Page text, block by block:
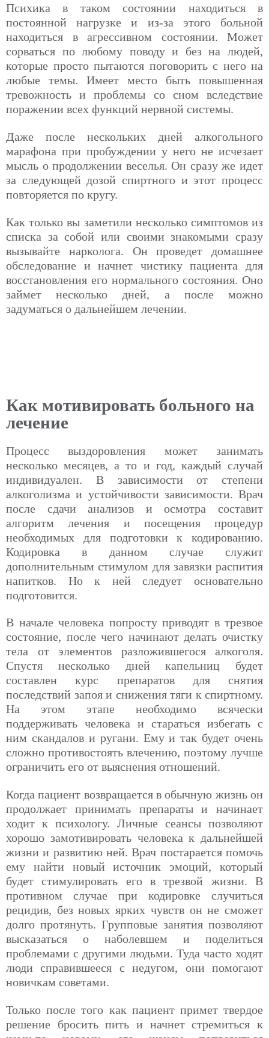
Психика в таком состоянии находиться в
постоянной нагрузке и из-за этого больной
находиться в агрессивном состоянии. Может
сорваться по любому поводу и без на людей,
которые просто пытаются поговорить с него на
любые темы. Имеет место быть повышенная
тревожность и проблемы со сном вследствие
поражении всех функций нервной системы.
Даже после нескольких дней алкогольного
марафона при пробуждении у него не исчезает
мысль о продолжении веселья. Он сразу же идет
за следующей дозой спиртного и этот процесс
повторяется по кругу.
Как только вы заметили несколько симптомов из
списка за собой или своими знакомыми сразу
вызывайте нарколога. Он проведет домашнее
обследование и начнет чистику пациента для
восстановления его нормального состояния. Оно
займет несколько дней, а после можно
задуматься о дальнейшем лечении.
Как мотивировать больного на
лечение
Процесс выздоровления может занимать
несколько месяцев, а то и год, каждый случай
индивидуален. В зависимости от степени
алкоголизма и устойчивости зависимости. Врач
после сдачи анализов и осмотра составит
алгоритм лечения и посещения процедур
необходимых для подготовки к кодированию.
Кодировка в данном случае служит
дополнительным стимулом для завязки распития
напитков. Но к ней следует основательно
подготовится.
В начале человека попросту приводят в трезвое
состояние, после чего начинают делать очистку
тела от элементов разложившегося алкоголя.
Спустя несколько дней капельниц будет
составлен курс препаратов для снятия
последствий запоя и снижения тяги к спиртному.
На этом этапе необходимо всячески
поддерживать человека и стараться избегать с
ним скандалов и ругани. Ему и так будет очень
сложно противостоять влечению, поэтому лучше
ограничить его от выяснения отношений.
Когда пациент возвращается в обычную жизнь он
продолжает принимать препараты и начинает
ходит к психологу. Личные сеансы позволяют
хорошо замотивироватьчеловека к дальнейшей
жизни и развитию ней. Врач постарается помочь
ему найти новый источник эмоций, который
будет стимулировать его в трезвой жизни. В
противном случае при кодировке случиться
рецидив, без новых ярких чувств он не сможет
долго протянуть. Групповые занятия позволяют
высказаться о наболевшем и поделиться
проблемами с другими людьми. Туда часто ходят
люди справившееся с недугом, они помогают
новичкам советами.
Только после того как пациент примет твердое
решение бросить пить и начнет стремиться к